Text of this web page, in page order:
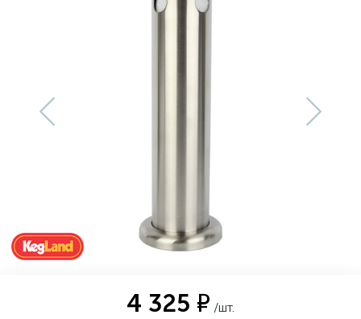
4 325 ₽ /шт.